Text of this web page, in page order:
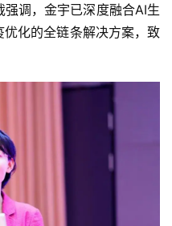
调，金宇已深度融合AI生
化的全链条解决方案，致